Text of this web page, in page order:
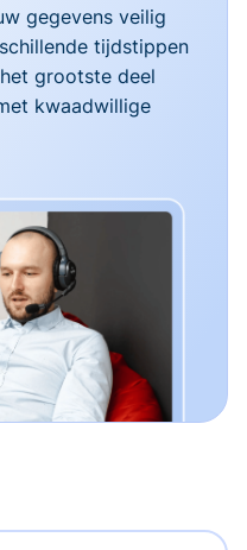
gegevens veilig
tijdstippen
grootste deel
kwaadwillige